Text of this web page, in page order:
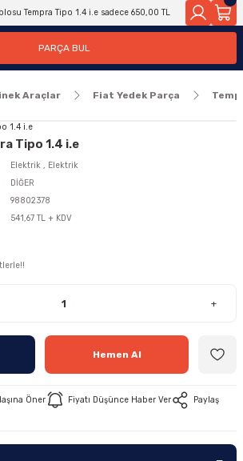
Geri Dön
Geri Dön
PARÇA BUL
Araçlar Fiat Yedek Parça
Tipo 1.4 i.e
Elektrik , Elektrik
DİĞER
98802378
541,67 TL + KDV
+
Hemen Al
Öner Fiyatı Düşünce Haber Ver
Paylaş